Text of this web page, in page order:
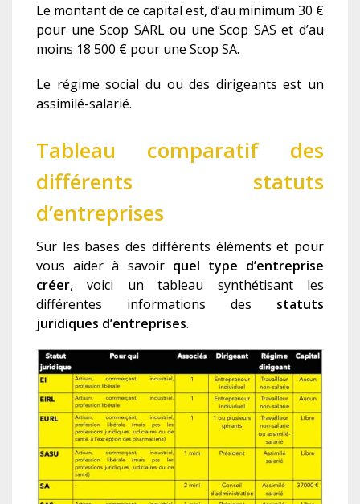
Le montant de ce capital est, d’au minimum 30 €
pour une Scop SARL ou une Scop SAS et d’au
moins 18 500 € pour une Scop SA.
Le régime social du ou des dirigeants est un
assimilé-salarié.
Tableau comparatif des
différents statuts
d’entreprises
Sur les bases des différents éléments et pour
vous aider à savoir quel type d’entreprise
créer,voici un tableau synthétisant les
différentes informations des statuts
juridiques d’entreprises.